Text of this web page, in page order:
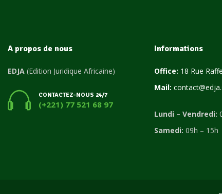
A propos de nous
EDJA (Edition Juridique Africaine)
CONTACTEZ-NOUS 24/7
(+221) 77 521 68 97
Informations
Office: 18 Rue
Mail:
Lundi – Vendredi:
Samedi: 09h – 15h